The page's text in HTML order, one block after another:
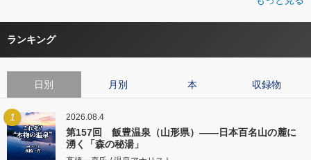
ランキング
日別 月別 本 収録物
1 2026.08.4
第157回 飯豊温泉（山形県）――日本百名山の麓に
湧く「森の秘湯」